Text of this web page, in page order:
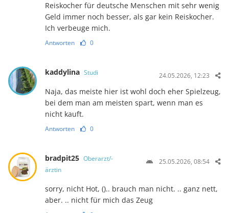
Reiskocher für deutsche Menschen mit sehr wenig
Geld immer noch besser, als gar kein Reiskocher.
Ich verbeuge mich.
Antworten 0
kaddylina Studi 24.05.2026, 12:23
Naja, das meiste hier ist wohl doch eher Spielzeug,
bei dem man am meisten spart, wenn man es
nicht kauft.
Antworten 0
bradpit25 Oberarzt/-
ärztin
25.05.2026, 08:54
sorry, nicht Hot, ().. brauch man nicht. .. ganz nett,
aber. .. nicht für mich das Zeug